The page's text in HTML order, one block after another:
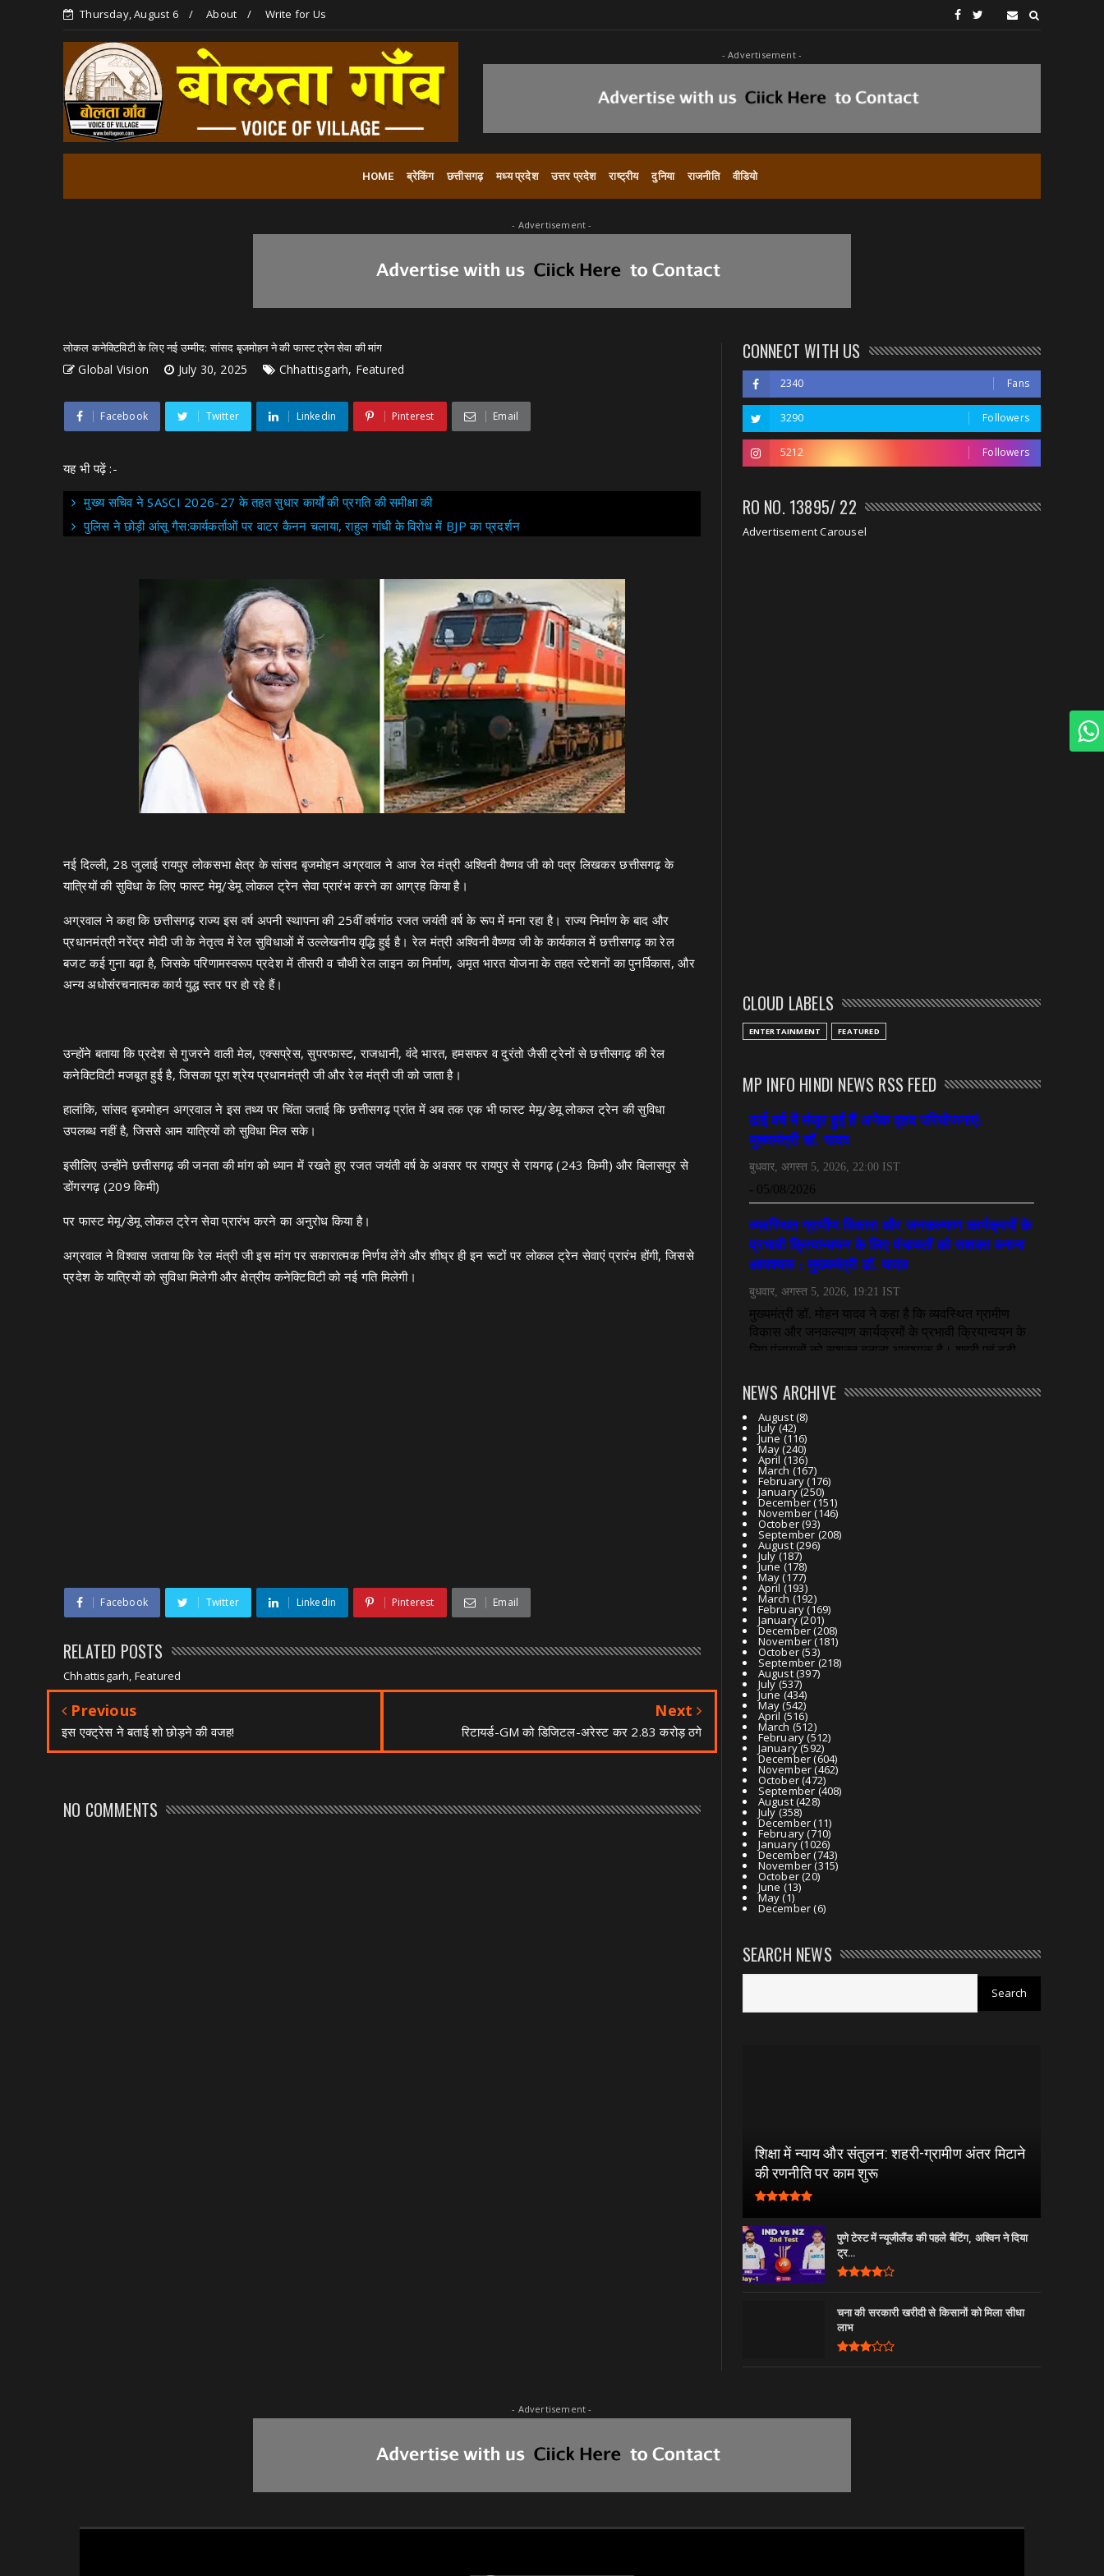
Thursday, August 6 About Write for Us
- Advertisement -
HOME ब्रेकिंग छत्तीसगढ़ मध्य प्रदेश उत्तर प्रदेश राष्ट्रीय दुनिया राजनीति वीडियो
- Advertisement -
लोकल कनेक्टिविटी के लिए नई उम्मीद: सांसद बृजमोहन ने की फास्ट ट्रेन सेवा की मांग
Global Vision July 30, 2025 Chhattisgarh, Featured
Facebook Twitter Linkedin Pinterest Email
यह भी पढ़ें :-
मुख्य सचिव ने SASCI 2026-27 के तहत सुधार कार्यों की प्रगति की समीक्षा की
पुलिस ने छोड़ी आंसू गैस:कार्यकर्ताओं पर वाटर कैनन चलाया, राहुल गांधी के विरोध में BJP का प्रदर्शन
नई दिल्ली, 28 जुलाई रायपुर लोकसभा क्षेत्र के सांसद बृजमोहन अग्रवाल ने आज रेल मंत्री अश्विनी वैष्णव जी को पत्र लिखकर छत्तीसगढ़ के
यात्रियों की सुविधा के लिए फास्ट मेमू/डेमू लोकल ट्रेन सेवा प्रारंभ करने का आग्रह किया है।
अग्रवाल ने कहा कि छत्तीसगढ़ राज्य इस वर्ष अपनी स्थापना की 25वीं वर्षगांठ रजत जयंती वर्ष के रूप में मना रहा है। राज्य निर्माण के बाद और
प्रधानमंत्री नरेंद्र मोदी जी के नेतृत्व में रेल सुविधाओं में उल्लेखनीय वृद्धि हुई है। रेल मंत्री अश्विनी वैष्णव जी के कार्यकाल में छत्तीसगढ़ का रेल
बजट कई गुना बढ़ा है, जिसके परिणामस्वरूप प्रदेश में तीसरी व चौथी रेल लाइन का निर्माण, अमृत भारत योजना के तहत स्टेशनों का पुनर्विकास, और
अन्य अधोसंरचनात्मक कार्य युद्ध स्तर पर हो रहे हैं।
उन्होंने बताया कि प्रदेश से गुजरने वाली मेल, एक्सप्रेस, सुपरफास्ट, राजधानी, वंदे भारत, हमसफर व दुरंतो जैसी ट्रेनों से छत्तीसगढ़ की रेल
कनेक्टिविटी मजबूत हुई है, जिसका पूरा श्रेय प्रधानमंत्री जी और रेल मंत्री जी को जाता है।
हालांकि, सांसद बृजमोहन अग्रवाल ने इस तथ्य पर चिंता जताई कि छत्तीसगढ़ प्रांत में अब तक एक भी फास्ट मेमू/डेमू लोकल ट्रेन की सुविधा
उपलब्ध नहीं है, जिससे आम यात्रियों को सुविधा मिल सके।
इसीलिए उन्होंने छत्तीसगढ़ की जनता की मांग को ध्यान में रखते हुए रजत जयंती वर्ष के अवसर पर रायपुर से रायगढ़ (243 किमी) और बिलासपुर से
डोंगरगढ़ (209 किमी)
पर फास्ट मेमू/डेमू लोकल ट्रेन सेवा प्रारंभ करने का अनुरोध किया है।
अग्रवाल ने विश्वास जताया कि रेल मंत्री जी इस मांग पर सकारात्मक निर्णय लेंगे और शीघ्र ही इन रूटों पर लोकल ट्रेन सेवाएं प्रारंभ होंगी, जिससे
प्रदेश के यात्रियों को सुविधा मिलेगी और क्षेत्रीय कनेक्टिविटी को नई गति मिलेगी।
Facebook Twitter Linkedin Pinterest Email
RELATED POSTS
Chhattisgarh, Featured
Previous
इस एक्ट्रेस ने बताई शो छोड़ने की वजह!
Next
रिटायर्ड-GM को डिजिटल-अरेस्ट कर 2.83 करोड़ ठगे
NO COMMENTS
CONNECT WITH US
2340 Fans
3290 Followers
5212 Followers
RO NO. 13895/ 22
Advertisement Carousel
CLOUD LABELS
ENTERTAINMENT FEATURED
MP INFO HINDI NEWS RSS FEED
NEWS ARCHIVE
August(8)
July(42)
June(116)
May(240)
April (136)
March (167)
February(176)
January(250)
December(151)
November(146)
October(93)
September(208)
August(296)
July(187)
June(178)
May(177)
April (193)
March (192)
February(169)
January(201)
December(208)
November(181)
October(53)
September(218)
August(397)
July(537)
June(434)
May(542)
April (516)
March (512)
February(512)
January(592)
December(604)
November(462)
October(472)
September (408)
August(428)
July(358)
December(11)
February(710)
January(1026)
December(743)
November(315)
October(20)
June (13)
May(1)
December(6)
SEARCH NEWS
शिक्षा में न्याय और संतुलन: शहरी-ग्रामीण अंतर मिटाने
की रणनीति पर काम शुरू
पुणे टेस्ट में न्यूजीलैंड की पहले बैटिंग, अश्विन ने दिया
ट्र...
चना की सरकारी खरीदी से किसानों को मिला सीधा
लाभ
- Advertisement -